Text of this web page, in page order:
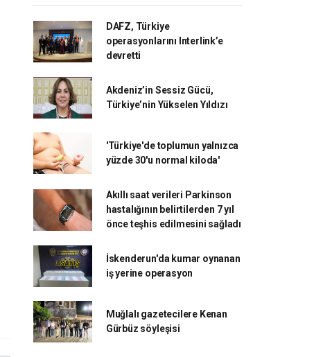
DAFZ, Türkiye
operasyonlarını Interlink’e
devretti
Akdeniz’in Sessiz Gücü,
Türkiye’nin Yükselen Yıldızı
'Türkiye'de toplumun yalnızca
yüzde 30'u normal kiloda'
Akıllı saat verileri Parkinson
hastalığının belirtilerden 7 yıl
önce teşhis edilmesini sağladı
İskenderun'da kumar oynanan
iş yerine operasyon
Muğlalı gazetecilere Kenan
Gürbüz söyleşisi